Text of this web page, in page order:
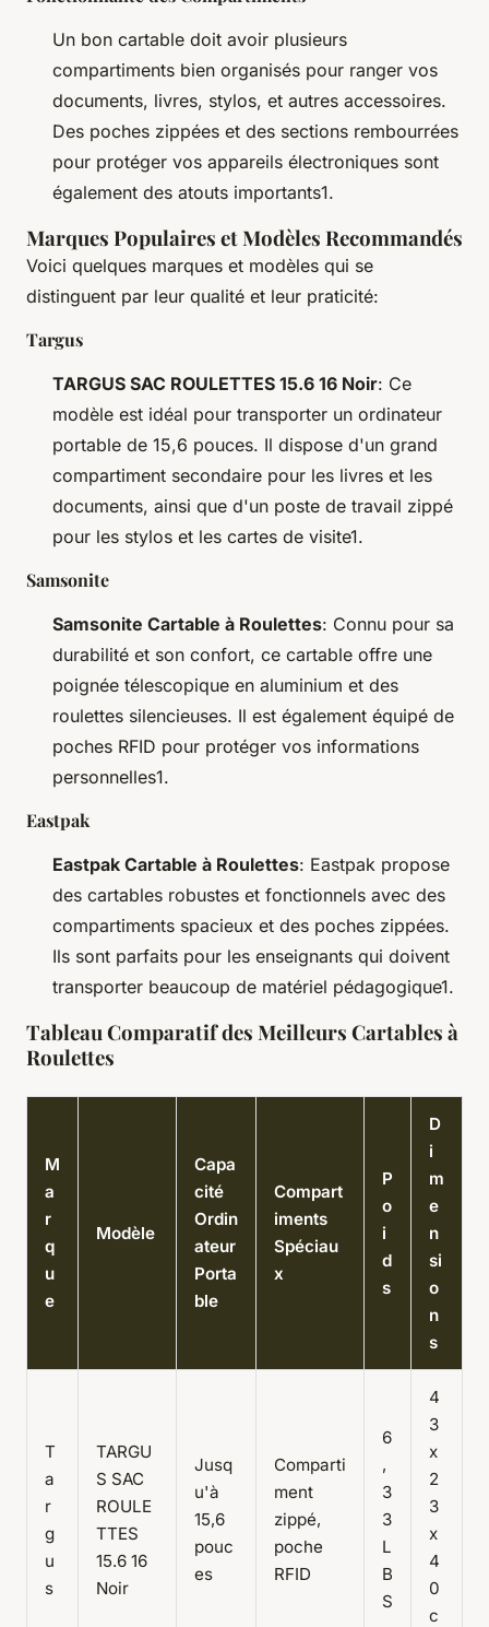
Un bon cartable doit avoir plusieurs
compartiments bien organisés pour ranger vos
documents, livres, stylos, et autres accessoires.
Des poches zippées et des sections rembourrées
pour protéger vos appareils électroniques sont
également des atouts importants1.
Marques Populaires et Modèles Recommandés
Voici quelques marques et modèles qui se
distinguent par leur qualité et leur praticité:
Targus
TARGUS SAC ROULETTES 15.6 16 Noir: Ce
modèle est idéal pour transporter un ordinateur
portable de 15,6 pouces. Il dispose d'un grand
compartiment secondaire pour les livres et les
documents, ainsi que d'un poste de travail zippé
pour les stylos et les cartes de visite1.
Samsonite
Samsonite Cartable à Roulettes: Connu pour sa
durabilité et son confort, ce cartable offre une
poignée télescopique en aluminium et des
roulettes silencieuses. Il est également équipé de
poches RFID pour protéger vos informations
personnelles1.
Eastpak
Eastpak Cartable à Roulettes: Eastpak propose
des cartables robustes et fonctionnels avec des
compartiments spacieux et des poches zippées.
Ils sont parfaits pour les enseignants qui doivent
transporter beaucoup de matériel pédagogique1.
Tableau Comparatif des Meilleurs Cartables à
Roulettes
M
a
r
q
u
e
Modèle
Capa
cité
Ordin
ateur
Porta
ble
Compart
iments
Spéciau
x
P
o
i
d
s
D
i
m
e
n
si
o
n
s
T
a
r
g
u
s
TARGU
S SAC
ROULE
TTES
15.6 16
Noir
Jusq
u'à
15,6
pouc
es
Comparti
ment
zippé,
poche
RFID
6
,
3
3
L
B
S
4
3
x
2
3
x
4
0
c